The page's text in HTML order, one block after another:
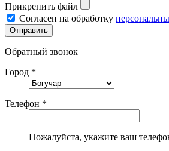
Прикрепить файл
Согласен на обработку
Обратный звонок
Город *
Телефон *
Пожалуйста, укажите ваш